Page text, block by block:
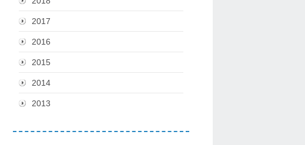
2017
2016
2015
2014
2013